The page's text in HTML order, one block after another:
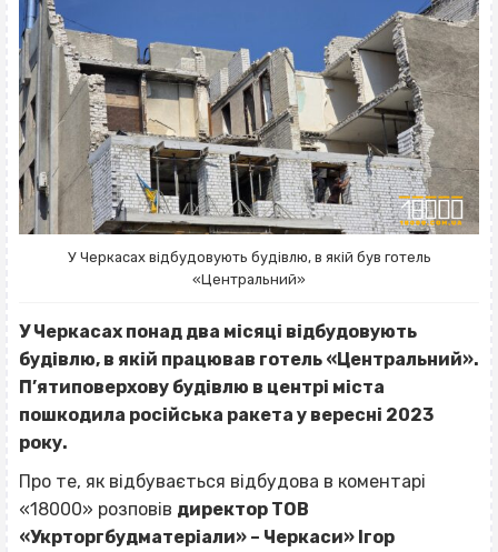
У Черкасах відбудовують будівлю, в якій був готель
«Центральний»
У Черкасах понад два місяці відбудовують
будівлю, в якій працював готель «Центральний».
П’ятиповерхову будівлю в центрі міста
пошкодила російська ракета у вересні 2023
року.
Про те, як відбувається відбудова в коментарі
«18000» розповів директор ТОВ
«Укрторгбудматеріали» – Черкаси» Ігор